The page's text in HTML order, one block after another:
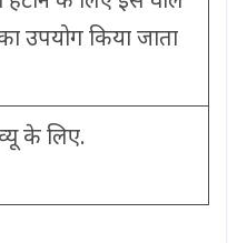
उपयोग किया जाता
के लिए.